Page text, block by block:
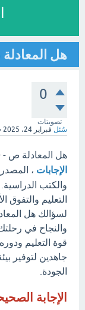
هل المعادلة ص - 20 >
0
تصويتات
سُئل فبراير 24، 2025
هل المعادلة ص - 20 > 5 صحيحة؟ - مرحباً بك في
الإجابات ،
والكتب
التعليم والتفوق
والنجاح في
قوة التعليم
جاهدين لتوفير
الجودة.
الإجابة